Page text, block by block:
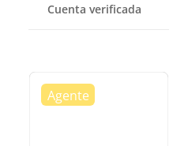
Cuenta verificada